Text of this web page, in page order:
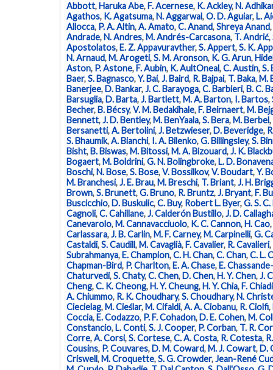
Abbott,Haruka Abe,F. Acernese, K. Ackley,N.
Agathos, K. Agatsuma,N. Aggarwal,O. D. Aguiar,L.
Allocca, P. A. Altin,A. Amato,C. Anand,Shreya Anand,
Andrade,N. Andres,M. Andrés-Carcasona, T. Andrić,
Apostolatos,E. Z. Appavuravther,S. Appert,S. K.
N. Arnaud,M. Arogeti,S. M. Aronson, K. G. Arun,
Aston, P. Astone,F. Aubin, K. AultOneal,C. Austin,S.
Baer,S. Bagnasco,Y. Bai,J. Baird, R. Bajpai, T. Baka,M.
Banerjee,D. Bankar,J. C. Barayoga,C. Barbieri,B. C.
Barsuglia,D. Barta,J. Bartlett,M. A. Barton, I. Bartos,
Becher,B. Bécsy,V. M. Bedakihale,F. Beirnaert,M.
Bennett,J. D. Bentley,M. BenYaala,S. Bera,M. Berbel,
Bersanetti,A. Bertolini,J. Betzwieser,D. Beveridge,
S. Bhaumik,A. Bianchi, I. A. Bilenko,G. Billingsley,S.
Bisht,B. Biswas,M. Bitossi,M. A. Bizouard,J. K.
Bogaert,M. Boldrini,G. N. Bolingbroke,L. D.
Boschi,N. Bose,S. Bose,V. Bossilkov,V. Boudart,Y.
M. Branchesi,J. E. Brau,M. Breschi, T. Briant,J. H.
Brown,S. Brunett,G. Bruno, R. Bruntz,J. Bryant,F.
Buscicchio,D. Buskulic,C. Buy, Robert L. Byer,G. S.
Cagnoli,C. Cahillane,J. Calderón Bustillo,J. D.
Canevarolo,M. Cannavacciuolo, K. C. Cannon,H. Cao,
Carlassara,J. B. Carlin,M. F. Carney,M. Carpinelli,G.
Castaldi,S. Caudill,M. Cavaglià,F. Cavalier, R. Cavalieri,
Subrahmanya,E. Champion,C. H. Chan,C. Chan,C. L.
Chapman-Bird, P. Charlton,E. A. Chase,E.
Chaturvedi,S. Chaty,C. Chen,D. Chen,H. Y. Chen,J.
Cheng,C. K. Cheong,H. Y. Cheung,H. Y. Chia,F.
A. Chiummo, R. K. Choudhary,S. Choudhary,N.
Ciecielag,M. Cieślar,M. Cifaldi,A. A. Ciobanu, R. Ciolfi,
Coccia,E. Codazzo, P. F. Cohadon,D. E. Cohen,M.
Constancio,L. Conti,S. J. Cooper, P. Corban, T. R.
Corre,A. Corsi,S. Cortese,C. A. Costa, R. Cotesta,
Cousins, P. Couvares,D. M. Coward,M. J. Cowart,D.
Criswell,M. Croquette,S. G. Crowder,Jean-René